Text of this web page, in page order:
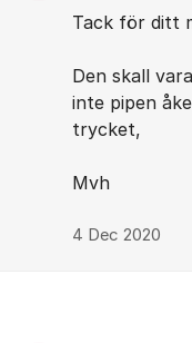
Tack för ditt
Den skall
inte pipen
trycket,
Mvh
4 Dec 2020